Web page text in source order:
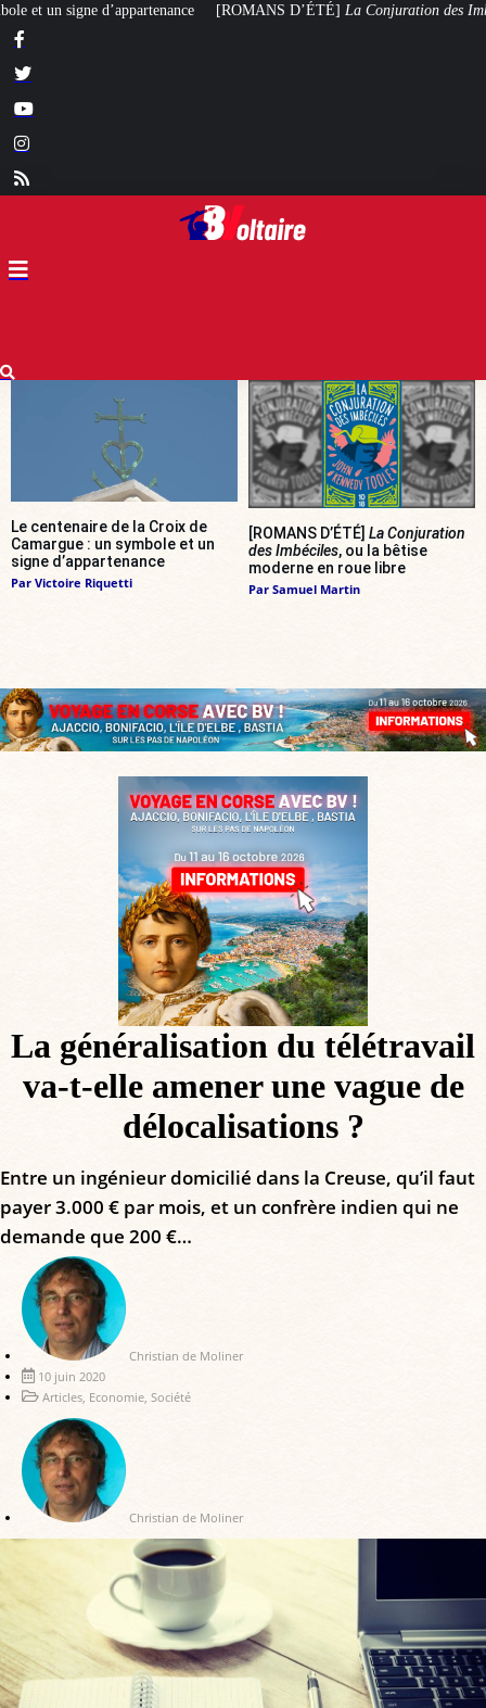
D’ÉTÉ]La Conjuration des Imbéciles, ou la bêtise moderne en
Le centenaire de la Croix de
Camargue : un symbole et un
signe d’appartenance
Par Victoire Riquetti
[ROMANS D’ÉTÉ] La Conjuration
des Imbéciles, ou la bêtise
moderne en roue libre
Par Samuel Martin
La généralisation du télétravail
va-t-elle amener une vague de
délocalisations ?
Entre un ingénieur domicilié dans la Creuse, qu’il faut
payer 3.000 € par mois, et un confrère indien qui ne
demande que 200 €…
Christian de Moliner
10 juin 2020
Articles, Economie, Société
Christian de Moliner